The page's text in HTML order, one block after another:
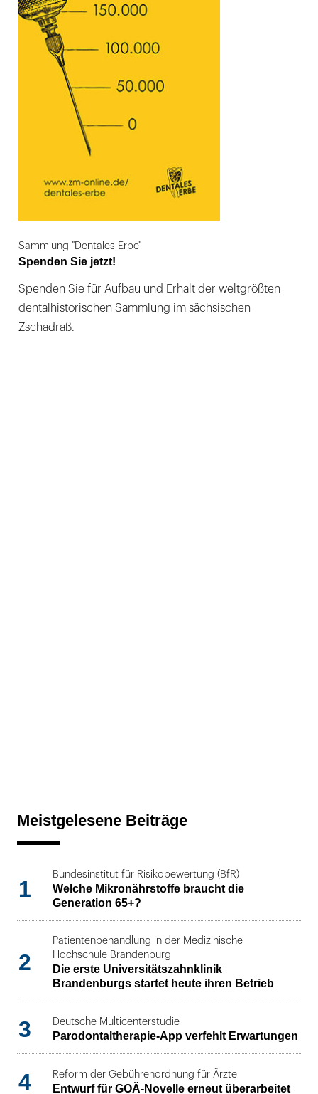
Sammlung "Dentales Erbe"
Spenden Sie jetzt!
Spenden Sie für Aufbau und Erhalt der weltgrößten
dentalhistorischen Sammlung im sächsischen
Zschadraß.
Meistgelesene Beiträge
1
Bundesinstitut für Risikobewertung (BfR)
Welche Mikronährstoffe braucht die
Generation 65+?
2
Patientenbehandlung in der Medizinische
Hochschule Brandenburg
Die erste Universitätszahnklinik
Brandenburgs startet heute ihren Betrieb
3 Deutsche Multicenterstudie
Parodontaltherapie-App verfehlt Erwartungen
4 Reform der Gebührenordnung für Ärzte
Entwurf für GOÄ-Novelle erneut überarbeitet